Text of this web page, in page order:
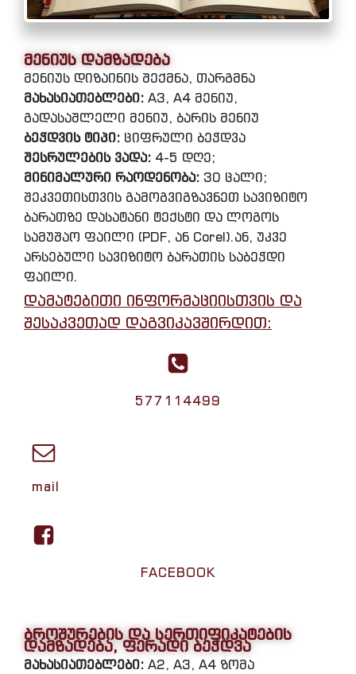
მენიუს დამზადება
მენიუს დიზაინის შექმნა, თარგმნა
მახასიათებლები: A3, A4 მენიუ,
გადასაშლელი მენიუ, ბარის მენიუ
ბეჭდვის ტიპი: ციფრული ბეჭდვა
შესრულების ვადა: 4-5 დღე;
მინიმალური რაოდენობა: 30 ცალი;
შეკვეთისთვის გამოგვიგზავნეთ სავიზიტო
ბარათზე დასატანი ტექსტი და ლოგოს
სამუშაო ფაილი (PDF, ან Corel).ან, უკვე
არსებული სავიზიტო ბარათის საბეჭდი
ფაილი.
დამატებითი ინფორმაციისთვის და
შესაკვეთად დაგვიკავშირდით:
577114499
mail
FACEBOOK
ბროშურების და სერთიფიკატების
დამზადება, ფერადი ბეჭდვა
მახასიათებლები: A2, A3, A4 ზომა